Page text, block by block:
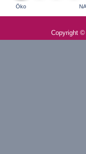
Öko
Copyright